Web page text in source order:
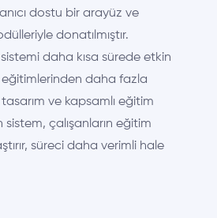
dostu bir arayüz ve
donatılmıştır.
sistemi daha kısa sürede etkin
eğitimlerinden daha fazla
ve kapsamlı eğitim
sistem, çalışanların eğitim
süreci daha verimli hale